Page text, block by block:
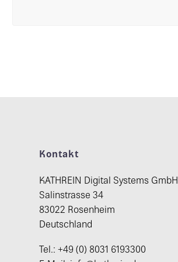
Kontakt
KATHREIN Digital Systems GmbH
Salinstrasse 34
83022 Rosenheim
Deutschland
Tel.: +49 (0) 8031 6193300